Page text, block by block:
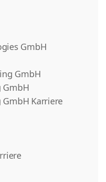
GmbH
GmbH
GmbH
GmbH Karriere